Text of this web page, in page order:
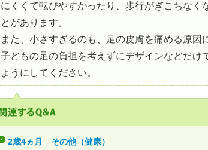
にくくて転びやすかったり、歩行がぎこちなく
とがあります。
また、小さすぎるのも、足の皮膚を痛める原因
子どもの足の負担を考えずにデザインなどだけ
ようにしてください。
2歳4ヵ月
その他（健康）